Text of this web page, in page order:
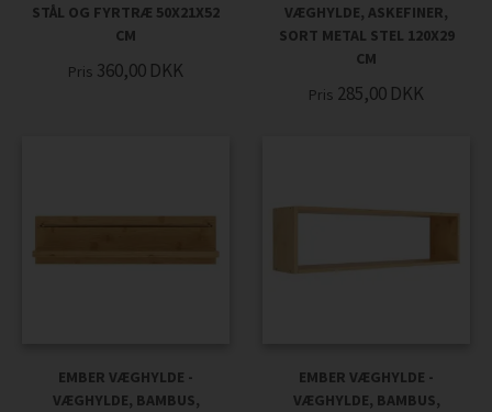
STÅL OG FYRTRÆ 50X21X52
CM
Pris 360,00 DKK
VÆGHYLDE, ASKEFINER,
SORT METAL STEL 120X29
CM
Pris 285,00 DKK
EMBER VÆGHYLDE -
VÆGHYLDE, BAMBUS,
EMBER VÆGHYLDE -
VÆGHYLDE, BAMBUS,